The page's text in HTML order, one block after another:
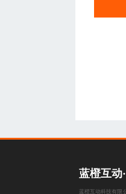
蓝橙互动
蓝橙互动科技有限